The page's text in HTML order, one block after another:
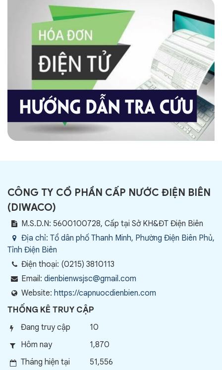
CÔNG TY CỔ PHẦN CẤP NƯỚC ĐIỆN BIÊN
(DIWACO)
M.S.D.N: 5600100728, Cấp tại Sở KH&ĐT Điện Biên
Địa chỉ: Tổ dân phố Thanh Minh, Phường Điện Biên Phủ,
Tỉnh Điện Biên
Điện thoại: (0215) 3810113
Email: dienbienwsjsc@gmail.com
Website: https://capnuocdienbien.com
THỐNG KÊ TRUY CẬP
Đang truy cập
10
Hôm nay
1,870
Tháng hiện tại
51,556